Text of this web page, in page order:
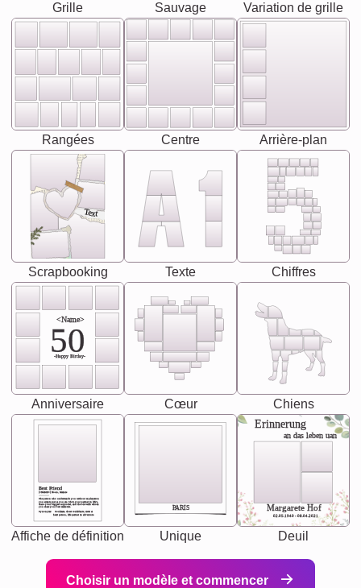
Grille Sauvage Variation de grille
Rangées Centre Arrière-plan
Text
Scrapbooking Texte Chiffres
<Name>
50
-Happy Birday-
Anniversaire Cœur Chiens
Best Friend
[<NAME>] Noun, feminie
Synonyms: Soulmate, closet confidante, sister at
heart person, life partner in adventure.
The person who understands you without explanation
you accepts just as you are. She's your partner in life's,
chaos your biggest supporter, and the one with whom
you share your best memories.
Affiche de définition
PARIS
Unique
Erinnerung
an das leben uan
Margarete Hof
02.05.1940 - 08.04.2021
Deuil
Choisir un modèle et commencer